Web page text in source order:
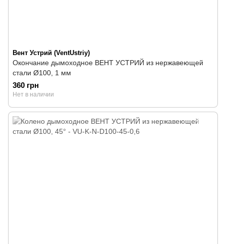
Вент Устрий (VentUstriy)
Окончание дымоходное ВЕНТ УСТРИЙ из нержавеющей
стали Ø100, 1 мм
360 грн
Нет в наличии